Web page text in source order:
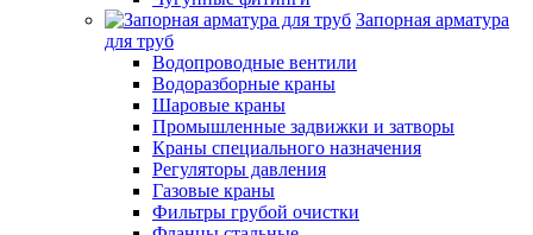
Запорная арматура
для труб
Водопроводные вентили
Водоразборные краны
Шаровые краны
Промышленные задвижки и затворы
Краны специального назначения
Регуляторы давления
Газовые краны
Фильтры грубой очистки